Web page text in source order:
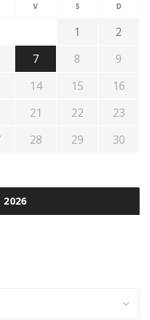
V S D
1
2
7 8
9
14 15
16
21 22
23
28 29
30